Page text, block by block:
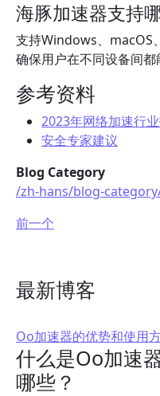
海豚加速器支持
支持Windows、macOS
确保用户在不同设备间都
参考资料
2023年网络加速行
安全专家建议
Blog Category
/zh-hans/blog-
前一个
最新博客
Oo加速器的优势和使用
什么是Oo加速
哪些？